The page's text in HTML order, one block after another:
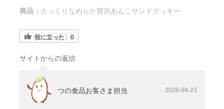
商品： さっくりなめらか贅沢あんこサンドクッキー
役に立った 0
サイトからの返信
つの食品お客さま担当 2026-04-23